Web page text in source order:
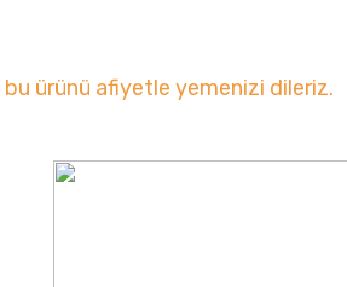
ürünü afiyetle yemenizi dileriz.